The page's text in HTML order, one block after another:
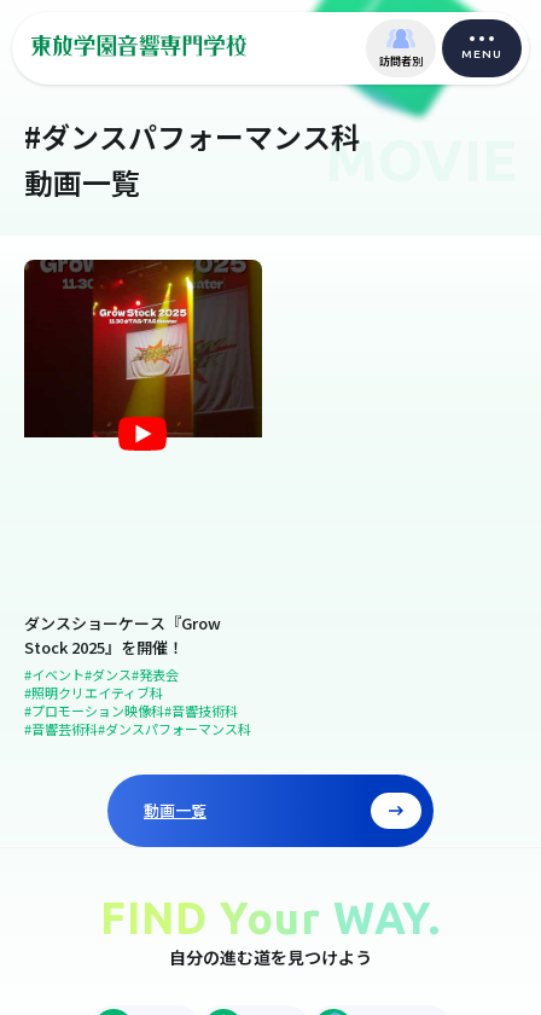
訪問者別 MENU
#ダンスパフォーマンス科
動画一覧
MOVIE
ダンスショーケース『Grow
Stock 2025』を開催！
#イベント#ダンス#発表会
#照明クリエイティブ科
#プロモーション映像科#音響技術科
#音響芸術科#ダンスパフォーマンス科
動画一覧
FIND Your WAY.
自分の進む道を見つけよう